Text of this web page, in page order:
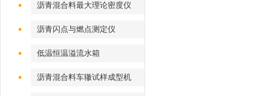
沥青混合料最大理论密度仪
沥青闪点与燃点测定仪
低温恒温溢流水箱
沥青混合料车辙试样成型机